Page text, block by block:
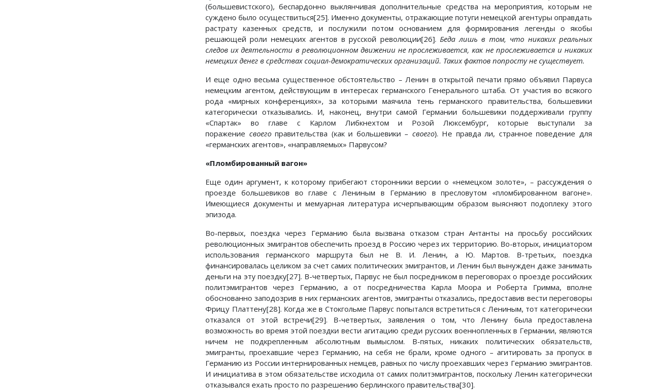
(большевистского), беспардонно выклянчивая дополнительные средства на мероприятия, которым не
суждено было осуществиться[25]. Именно документы, отражающие потуги немецкой агентуры оправдать
растрату казенных средств, и послужили потом основанием для формирования легенды о якобы
решающей роли немецких агентов в русской революции[26]. Беда лишь в том, что никаких реальных
следов их деятельности в революционном движении не прослеживается, как не прослеживается и никаких
немецких денег в средствах социал-демократических организаций. Таких фактов попросту не существует.
И еще одно весьма существенное обстоятельство – Ленин в открытой печати прямо объявил Парвуса
немецким агентом, действующим в интересах германского Генерального штаба. От участия во всякого
рода «мирных конференциях», за которыми маячила тень германского правительства, большевики
категорически отказывались. И, наконец, внутри самой Германии большевики поддерживали группу
«Спартак» во главе с Карлом Либкнехтом и Розой Люксембург, которые выступали за
поражение своегоправительства (как и большевики – своего). Не правда ли, странное поведение для
«германских агентов», «направляемых» Парвусом?
«Пломбированный вагон»
Еще один аргумент, к которому прибегают сторонники версии о «немецком золоте», – рассуждения о
проезде большевиков во главе с Лениным в Германию в пресловутом «пломбированном вагоне».
Имеющиеся документы и мемуарная литература исчерпывающим образом выясняют подоплеку этого
эпизода.
Во-первых, поездка через Германию была вызвана отказом стран Антанты на просьбу российских
революционных эмигрантов обеспечить проезд в Россию через их территорию. Во-вторых, инициатором
использования германского маршрута был не В. И. Ленин, а Ю. Мартов. В-третьих, поездка
финансировалась целиком за счет самих политических эмигрантов, и Ленин был вынужден даже занимать
деньги на эту поездку[27]. В-четвертых, Парвус не был посредником в переговорах о проезде российских
политэмигрантов через Германию, а от посредничества Карла Моора и Роберта Гримма, вполне
обоснованно заподозрив в них германских агентов, эмигранты отказались, предоставив вести переговоры
Фрицу Платтену[28]. Когда же в Стокгольме Парвус попытался встретиться с Лениным, тот категорически
отказался от этой встречи[29]. В-четвертых, заявления о том, что Ленину была предоставлена
возможность во время этой поездки вести агитацию среди русских военнопленных в Германии, являются
ничем не подкрепленным абсолютным вымыслом. В-пятых, никаких политических обязательств,
эмигранты, проехавшие через Германию, на себя не брали, кроме одного – агитировать за пропуск в
Германию из России интернированных немцев, равных по числу проехавших через Германию эмигрантов.
И инициатива в этом обязательстве исходила от самих политэмигрантов, поскольку Ленин категорически
отказывался ехать просто по разрешению берлинского правительства[30].